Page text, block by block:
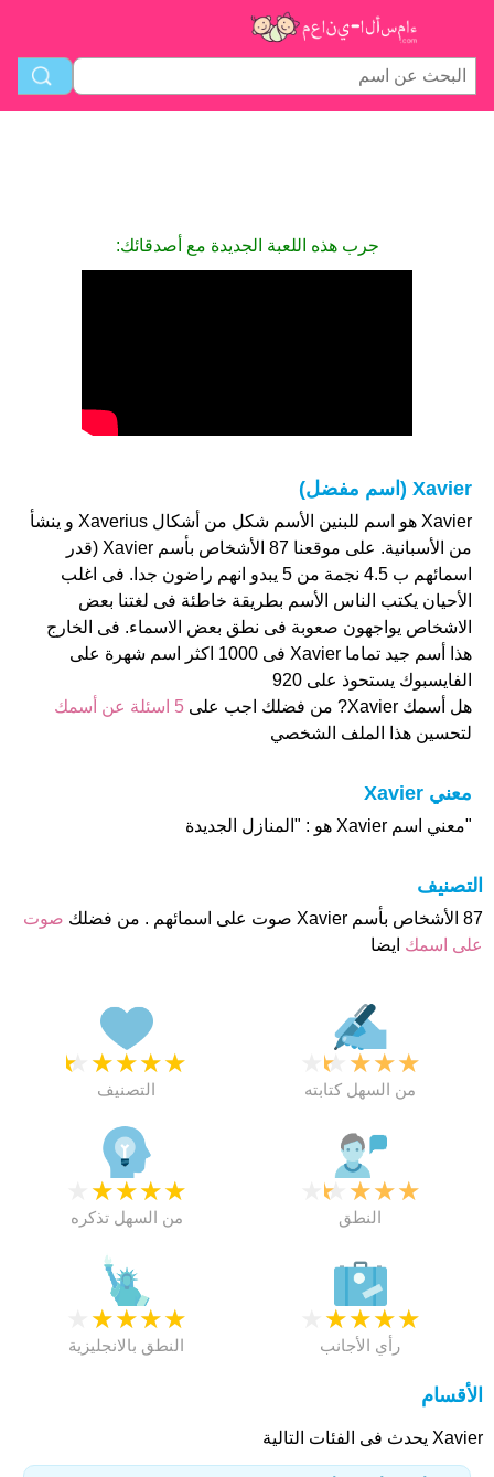
جرب هذه اللعبة الجديدة مع أصدقائك:
Xavier (اسم مفضل)
Xavier هو اسم للبنين الأسم شكل من أشكال Xaverius و ينشأ
من الأسبانية. على موقعنا 87 الأشخاص بأسم Xavier (قدر
اسمائهم ب 4.5 نجمة من 5 يبدو انهم راضون جدا. فى اغلب
الأحيان يكتب الناس الأسم بطريقة خاطئة فى لغتنا بعض
الاشخاص يواجهون صعوبة فى نطق بعض الاسماء. فى الخارج
هذا أسم جيد تماما Xavier فى 1000 اكثر اسم شهرة على
الفايسبوك يستحوذ على 920
هل أسمك Xavier? من فضلك اجب على
5 اسئلة عن أسمك
لتحسين هذا الملف الشخصي
معني Xavier
"معني اسم Xavier هو : "المنازل الجديدة
التصنيف
87 الأشخاص بأسم Xavier صوت على اسمائهم . من فضلك
صوت
على اسمك ايضا
★
★
★
★
★
التصنيف
★
★
★
★
من السهل كتابته
★
★
★
★
من السهل تذكره
★
★
★
★
النطق
★
★
★
★
النطق بالانجليزية
★
★
★
★
رأي الأجانب
الأقسام
Xavier يحدث فى الفئات التالية